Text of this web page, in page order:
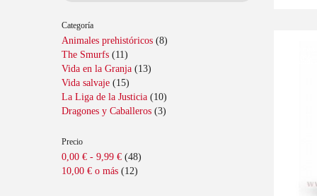
Categoría
Animales prehistóricos (8)
The Smurfs (11)
Vida en la Granja (13)
Vida salvaje (15)
La Liga de la Justicia (10)
Dragones y Caballeros (3)
Precio
0,00 € - 9,99 € (48)
10,00 € o más (12)